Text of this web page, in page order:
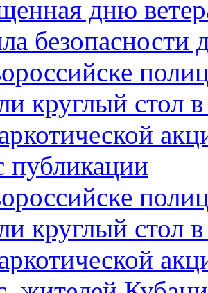
дню
безопасности
круглый стол
публикации
круглый стол